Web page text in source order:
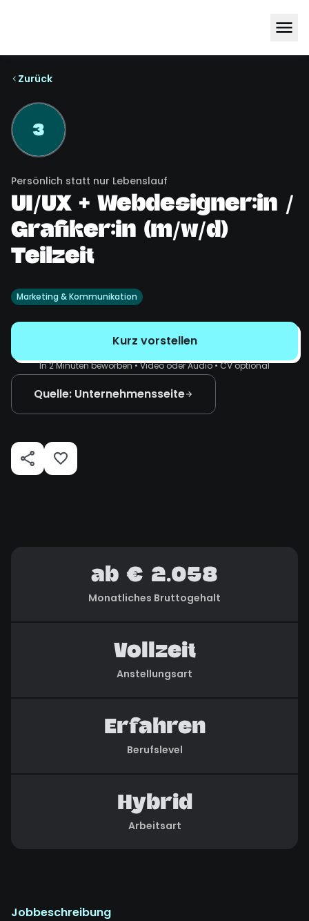
Zurück
3
Persönlich statt nur Lebenslauf
UI/UX + Webdesigner:in /
Grafiker:in (m/w/d)
Teilzeit
Marketing & Kommunikation
Kurz vorstellen
In 2 Minuten beworben • Video oder Audio • CV optional
Quelle: Unternehmensseite
ab € 2.058
Monatliches Bruttogehalt
Vollzeit
Anstellungsart
Erfahren
Berufslevel
Hybrid
Arbeitsart
Jobbeschreibung